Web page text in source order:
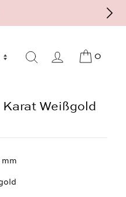
0
Weißgold
mm